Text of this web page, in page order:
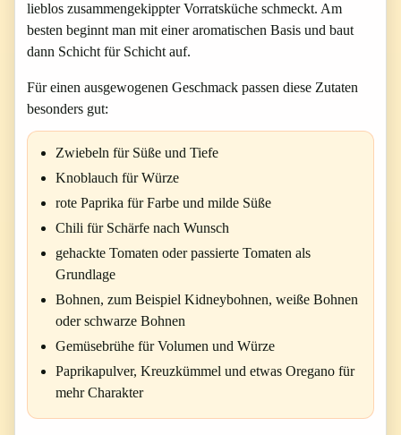
lieblos zusammengekippter Vorratsküche schmeckt. Am
besten beginnt man mit einer aromatischen Basis und baut
dann Schicht für Schicht auf.
Für einen ausgewogenen Geschmack passen diese Zutaten
besonders gut:
Zwiebeln für Süße und Tiefe
Knoblauch für Würze
rote Paprika für Farbe und milde Süße
Chili für Schärfe nach Wunsch
gehackte Tomaten oder passierte Tomaten als
Grundlage
Bohnen, zum Beispiel Kidneybohnen, weiße Bohnen
oder schwarze Bohnen
Gemüsebrühe für Volumen und Würze
Paprikapulver, Kreuzkümmel und etwas Oregano für
mehr Charakter